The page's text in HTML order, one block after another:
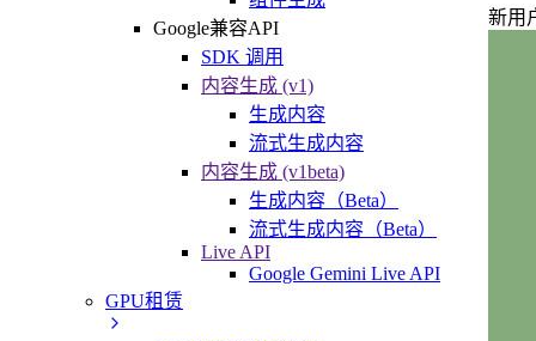
Google兼容API
SDK 调用
内容生成 (v1)
生成内容
流式生成内容
内容生成 (v1beta)
生成内容（Beta）
流式生成内容（Beta）
Live API
Google Gemini Live API
GPU租赁
新用